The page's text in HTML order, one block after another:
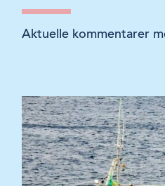
Aktuelle kommentarer